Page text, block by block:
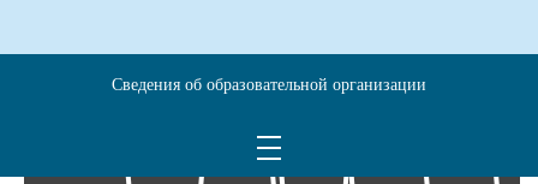
Сведения об образовательной организации